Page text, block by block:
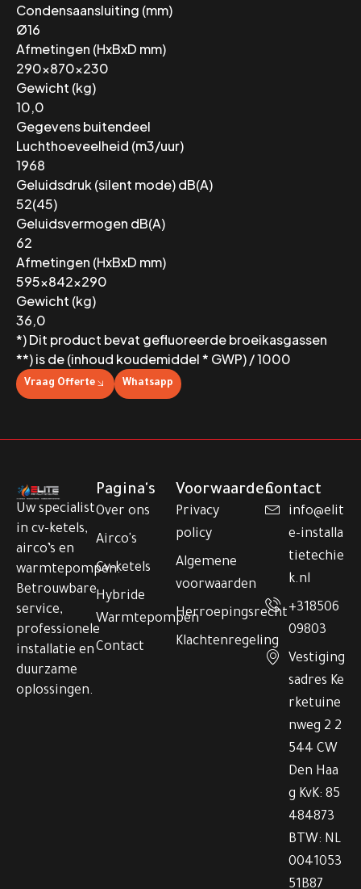
Condensaansluiting (mm)
Ø16
Afmetingen (HxBxD mm)
290x870x230
Gewicht (kg)
10,0
Gegevens buitendeel
Luchthoeveelheid (m3/uur)
1968
Geluidsdruk (silent mode) dB(A)
52(45)
Geluidsvermogen dB(A)
62
Afmetingen (HxBxD mm)
595x842x290
Gewicht (kg)
36,0
*) Dit product bevat gefluoreerde broeikasgassen
**) is de (inhoud koudemiddel * GWP) / 1000
Vraag Offerte Whatsapp
Uw specialist
in cv-ketels,
airco’s en
warmtepompen.
Betrouwbare
service,
professionele
installatie en
duurzame
oplossingen.
Pagina's
Over ons
Airco's
Cv-ketels
Hybride
Warmtepompen
Contact
Voorwaarden
Privacy
policy
Algemene
voorwaarden
Herroepingsrecht
Klachtenregeling
Contact
info@elit
e-installa
tietechie
k.nl
+318506
09803
Vestiging
sadres Ke
rketuine
nweg 2 2
544 CW
Den Haa
g KvK: 85
484873
BTW: NL
0041053
51B87